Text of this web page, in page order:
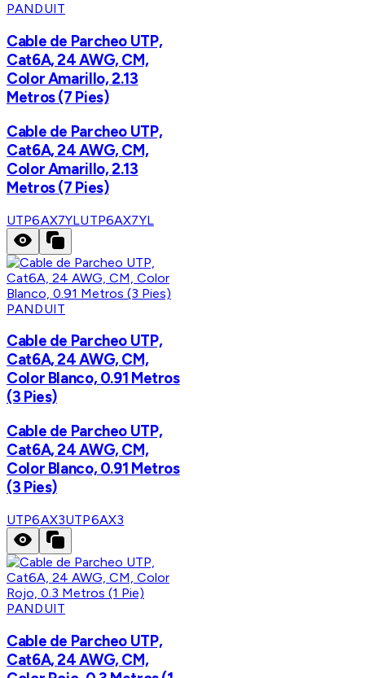
PANDUIT
Cable de Parcheo UTP,
Cat6A, 24 AWG, CM,
Color Amarillo, 2.13
Metros (7 Pies)
Cable de Parcheo UTP,
Cat6A, 24 AWG, CM,
Color Amarillo, 2.13
Metros (7 Pies)
UTP6AX7YLUTP6AX7YL
PANDUIT
Cable de Parcheo UTP,
Cat6A, 24 AWG, CM,
Color Blanco, 0.91 Metros
(3 Pies)
Cable de Parcheo UTP,
Cat6A, 24 AWG, CM,
Color Blanco, 0.91 Metros
(3 Pies)
UTP6AX3UTP6AX3
PANDUIT
Cable de Parcheo UTP,
Cat6A, 24 AWG, CM,